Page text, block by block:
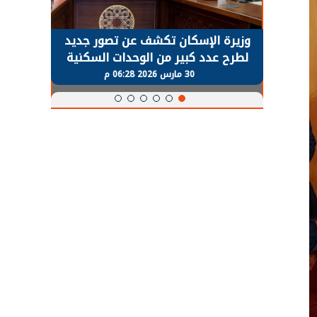
وزيرة الإسكان تكشف عن تصور جديد
لطرح عدد كبير من الوحدات السكنية
بنظام الإيجار
الرئيس
قطاع الطاقة